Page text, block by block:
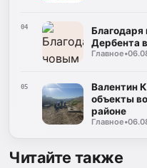
04
Благодаря
Дербента
Главное•
05
Валентин
объекты
районе
Главное•
Читайте также